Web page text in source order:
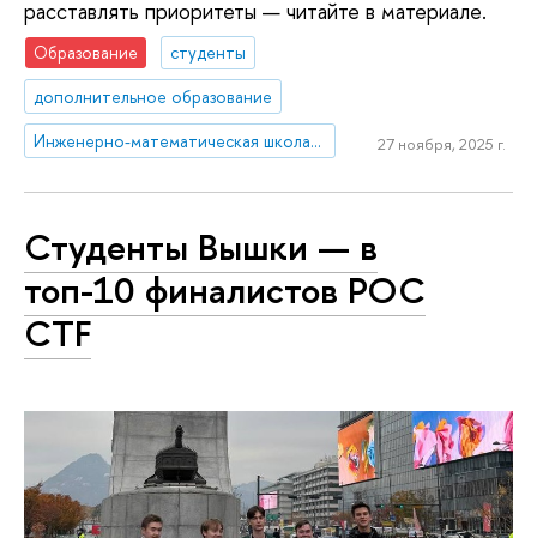
расставлять приоритеты — читайте в материале.
Образование
студенты
дополнительное образование
Инженерно-математическая школа НИУ ВШЭ и VK
27 ноября, 2025 г.
Студенты Вышки — в
топ-10 финалистов POC
CTF